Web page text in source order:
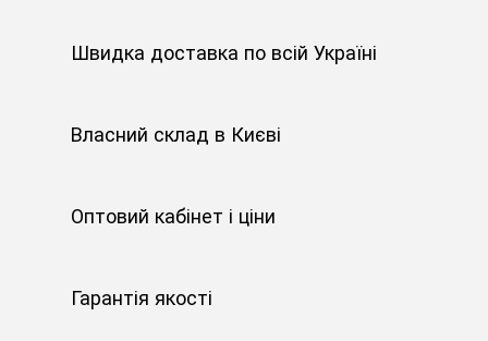
Швидка доставка по всій Україні
Власний склад в Києві
Оптовий кабінет і ціни
Гарантія якості